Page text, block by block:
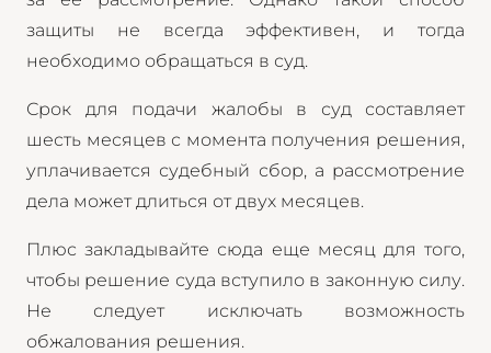
защиты не всегда эффективен, и тогда
необходимо обращаться в суд.
Срок для подачи жалобы в суд составляет
шесть месяцев с момента получения решения,
уплачивается судебный сбор, а рассмотрение
дела может длиться от двух месяцев.
Плюс закладывайте сюда еще месяц для того,
чтобы решение суда вступило в законную силу.
Не следует исключать возможность
обжалования решения.